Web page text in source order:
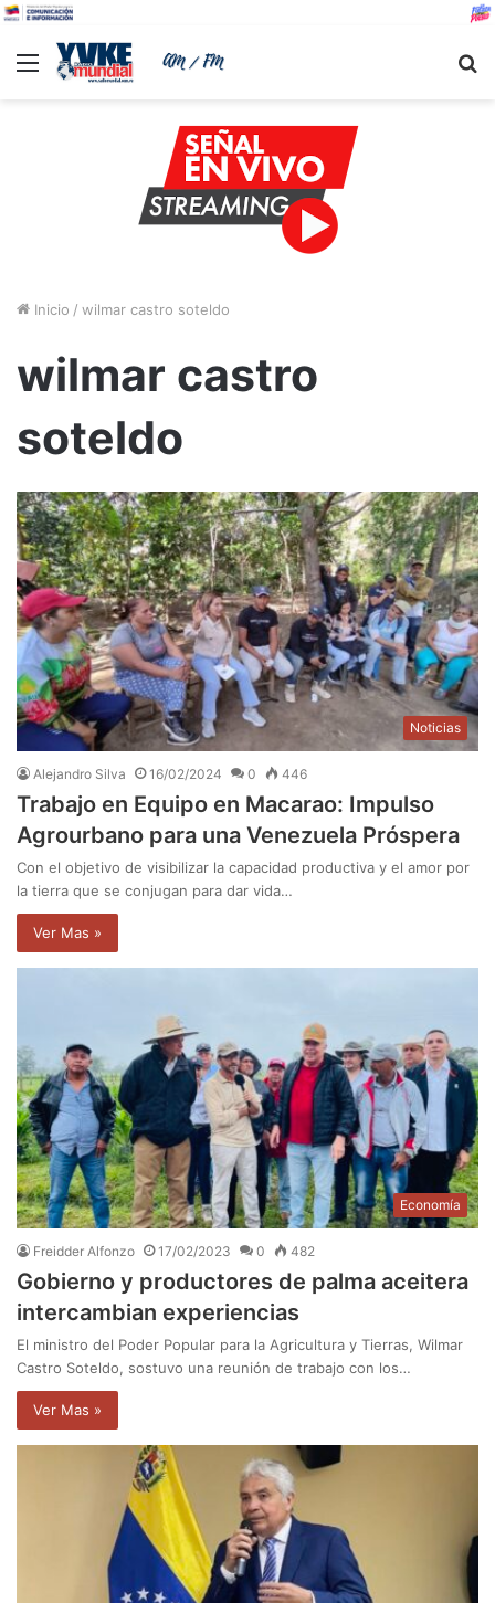
Menu
Inicio / wilmar castro soteldo
wilmar castro
soteldo
Noticias
Alejandro Silva 16/02/2024 0 446
Trabajo en Equipo en Macarao: Impulso
Agrourbano para una Venezuela Próspera
Con el objetivo de visibilizar la capacidad productiva y el amor por
la tierra que se conjugan para dar vida…
Ver Mas »
Economía
Freidder Alfonzo 17/02/2023 0 482
Gobierno y productores de palma aceitera
intercambian experiencias
El ministro del Poder Popular para la Agricultura y Tierras, Wilmar
Castro Soteldo, sostuvo una reunión de trabajo con los…
Ver Mas »